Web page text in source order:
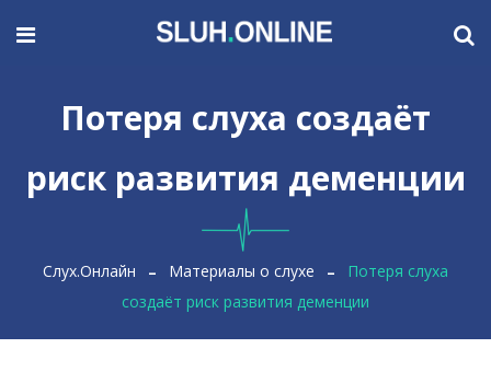
Потеря слуха создаёт
риск развития деменции
Слух.Онлайн Материалы о слухе
Потеря слуха
создаёт риск развития деменции